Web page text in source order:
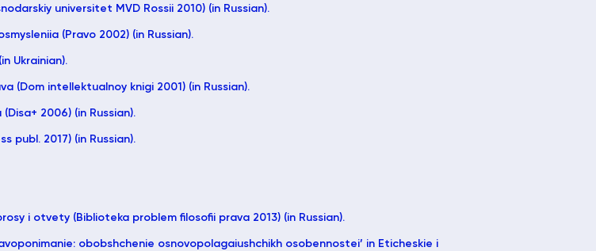
universitet MVD Rossii 2010) (in Russian).
(Pravo 2002) (in Russian).
Ukrainian).
(Dom intellektualnoy knigi 2001) (in Russian).
2006) (in Russian).
publ. 2017) (in Russian).
i otvety (Biblioteka problem filosofii prava 2013) (in Russian).
obobshchenie osnovopolagaiushchikh osobennostei’ in Eticheskie i